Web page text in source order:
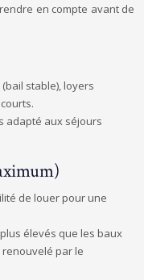
en compte avant de
stable), loyers
adapté aux séjours
de louer pour une
élevés que les baux
par le